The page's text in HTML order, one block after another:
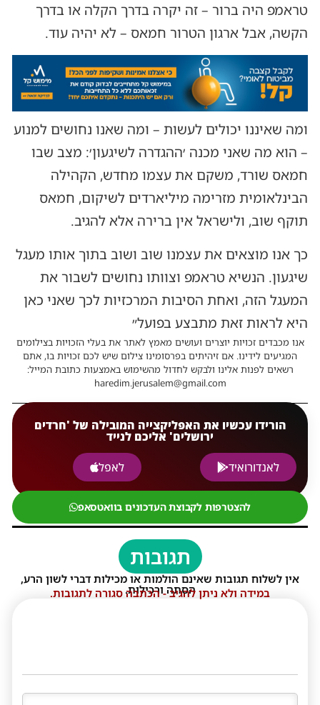
טראמפ היה ברור – זה יקרה בדרך הקלה או בדרך
הקשה, אבל ארגון הטרור חמאס – לא יהיה עוד.
ומה שאיננו יכולים לעשות – ומה שאנו נחושים למנוע
– הוא מה שאני מכנה ׳ההגדרה לשיגעון׳: מצב שבו
חמאס שורד, משקם את עצמו מחדש, הקהילה
הבינלאומית מזרימה מיליארדים לשיקום, חמאס
תוקף שוב, ולישראל אין ברירה אלא להגיב.
כך אנו מוצאים את עצמנו שוב ושוב בתוך אותו מעגל
שיגעון. הנשיא טראמפ וצוותו נחושים לשבור את
המעגל הזה, ואחת הסיבות המרכזיות לכך שאני כאן
היא לראות זאת מתבצע בפועל״
אנו מכבדים זכויות יוצרים ועושים מאמץ לאתר את בעלי הזכויות בצילומים
המגיעים לידינו. אם זיהיתים בפרסומינו צילום שיש לכם זכויות בו, אתם
רשאים לפנות אלינו ולבקש לחדול מהשימוש באמצעות כתובת המייל:
haredim.jerusalem@gmail.com
הורידו עכשיו את האפליקצייה המובילה של 'חרדים
ירושלים' אליכם לנייד
לאנדורואיד
לאפל
להצטרפות לקבוצת העדכונים בוואטסאפ
תגובות
אין לשלוח תגובות שאינם הולמות או מכילות דברי לשון הרע,
הסתה ורכילות.
במידה ולא ניתן להגיב - הכתבה סגורה לתגובות.